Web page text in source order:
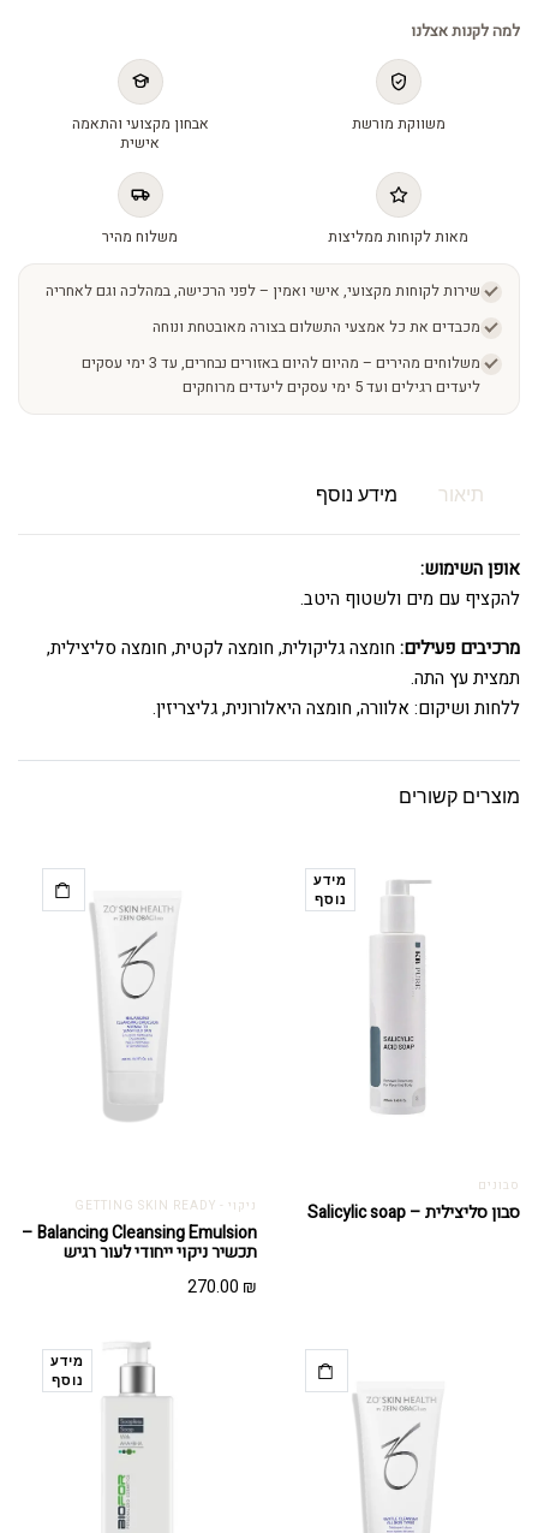
למה לקנות אצלנו
משווקת מורשת
אבחון מקצועי והתאמה
אישית
מאות לקוחות ממליצות משלוח מהיר
שירות לקוחות מקצועי, אישי ואמין – לפני הרכישה, במהלכה וגם לאחריה
מכבדים את כל אמצעי התשלום בצורה מאובטחת ונוחה
משלוחים מהירים – מהיום להיום באזורים נבחרים, עד 3 ימי עסקים
ליעדים רגילים ועד 5 ימי עסקים ליעדים מרוחקים
תיאור מידע נוסף
אופן השימוש:
להקציף עם מים ולשטוף היטב.
מרכיבים פעילים: חומצה גליקולית, חומצה לקטית, חומצה סליצילית,
תמצית עץ התה.
ללחות ושיקום: אלוורה, חומצה היאלורונית, גליצריזין.
מוצרים קשורים
מידע
נוסף
סבונים
סבון סליצילית – Salicylic soap ניקוי - GETTING SKIN READY
Balancing Cleansing Emulsion –
תכשיר ניקוי ייחודי לעור רגיש
270.00 ₪
מידע
נוסף